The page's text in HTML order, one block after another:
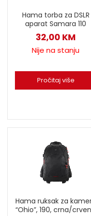
Hama torba za DSLR
aparat Samara 110
32,00 KM
Nije na stanju
Pročitaj više
Hama ruksak za
“Ohio”, 190, crna/